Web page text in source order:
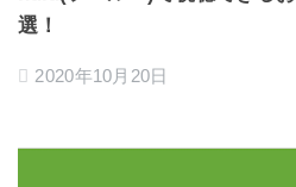
選！
2020年10月20日